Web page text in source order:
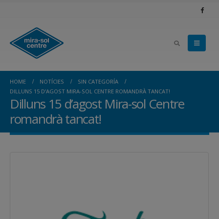
HOME NOTÍCIES
SIN CATEGORÍA
DILLUNS 15 D’AGOST MIRA-SOL CENTRE ROMANDRÀ TANCAT!
Dilluns 15 d’agost Mira-sol Centre
romandrà tancat!